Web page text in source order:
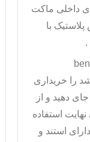
داخلی ماکت
با
.
را خریداری
دهید و از
نهایت استفاده
استند و